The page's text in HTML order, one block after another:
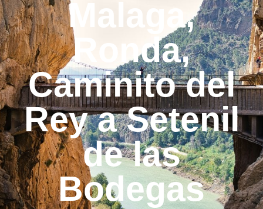
Malaga,
Ronda,
Caminito del
Rey a Setenil
de las
Bodegas